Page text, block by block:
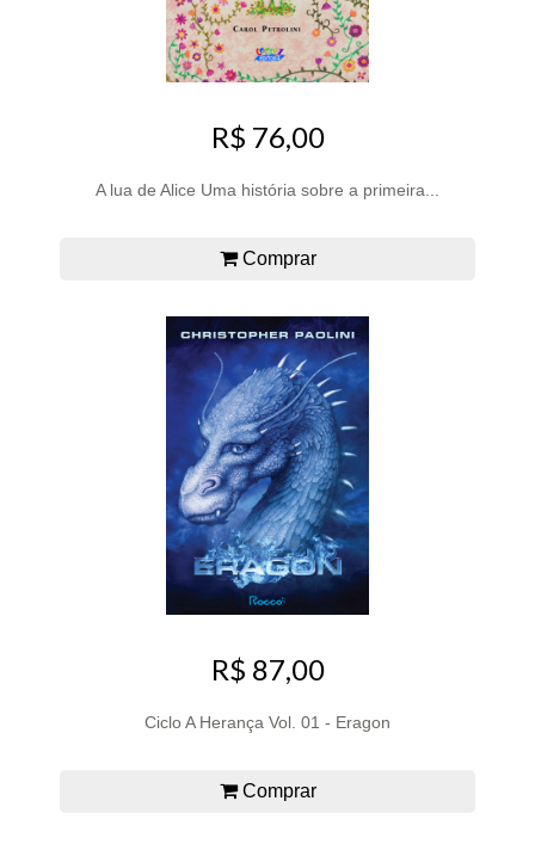
R$ 76,00
A lua de Alice Uma história sobre a primeira...
Comprar
R$ 87,00
Ciclo A Herança Vol. 01 - Eragon
Comprar